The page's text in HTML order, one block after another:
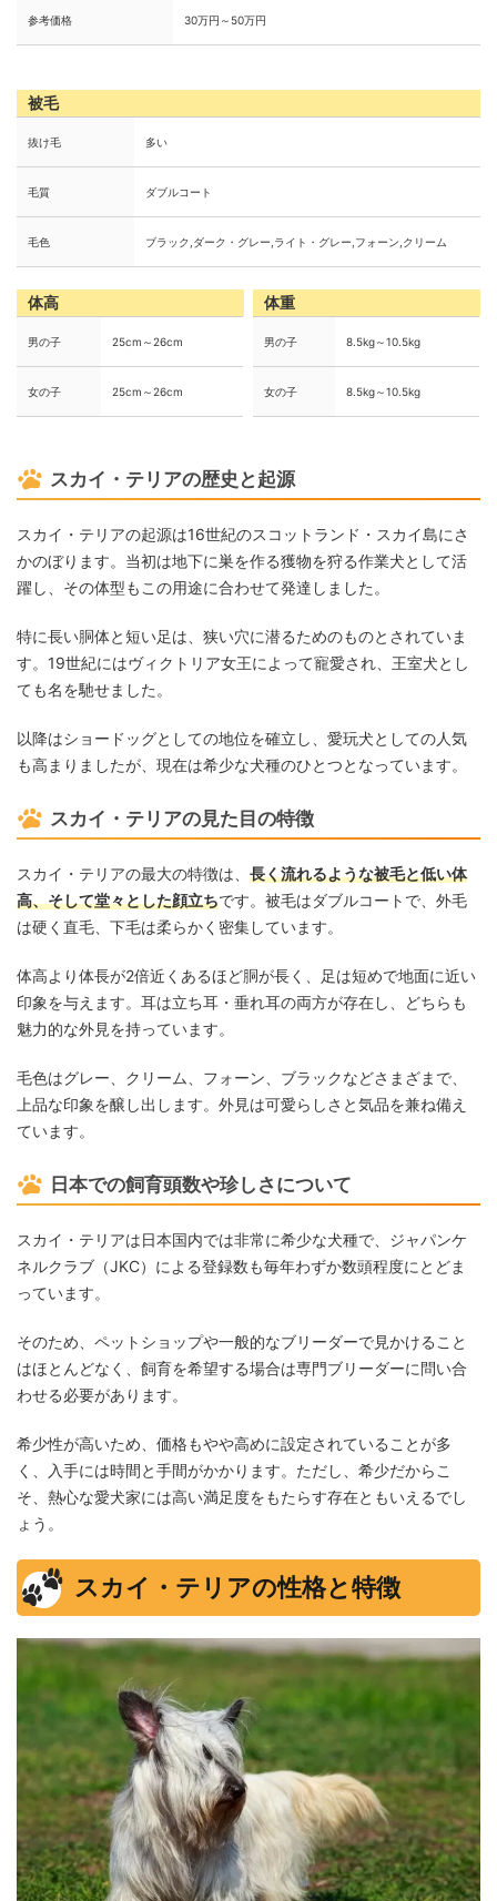
参考価格 30万円～50万円
被毛
抜け毛 多い
毛質 ダブルコート
毛色 ブラック,ダーク・グレー,ライト・グレー,フォーン,クリーム
体高
男の子 25cm～26cm
女の子 25cm～26cm
体重
男の子 8.5kg～10.5kg
女の子 8.5kg～10.5kg
スカイ・テリアの歴史と起源
スカイ・テリアの起源は16世紀のスコットランド・スカイ島にさ
かのぼります。当初は地下に巣を作る獲物を狩る作業犬として活
躍し、その体型もこの用途に合わせて発達しました。
特に長い胴体と短い足は、狭い穴に潜るためのものとされていま
す。19世紀にはヴィクトリア女王によって寵愛され、王室犬とし
ても名を馳せました。
以降はショードッグとしての地位を確立し、愛玩犬としての人気
も高まりましたが、現在は希少な犬種のひとつとなっています。
スカイ・テリアの見た目の特徴
スカイ・テリアの最大の特徴は、 長く流れるような被毛と低い体
高、そして堂々とした顔立ちです。被毛はダブルコートで、外毛
は硬く直毛、下毛は柔らかく密集しています。
体高より体長が2倍近くあるほど胴が長く、足は短めで地面に近い
印象を与えます。耳は立ち耳・垂れ耳の両方が存在し、どちらも
魅力的な外見を持っています。
毛色はグレー、クリーム、フォーン、ブラックなどさまざまで、
上品な印象を醸し出します。外見は可愛らしさと気品を兼ね備え
ています。
日本での飼育頭数や珍しさについて
スカイ・テリアは日本国内では非常に希少な犬種で、ジャパンケ
ネルクラブ（JKC）による登録数も毎年わずか数頭程度にとどま
っています。
そのため、ペットショップや一般的なブリーダーで見かけること
はほとんどなく、飼育を希望する場合は専門ブリーダーに問い合
わせる必要があります。
希少性が高いため、価格もやや高めに設定されていることが多
く、入手には時間と手間がかかります。ただし、希少だからこ
そ、熱心な愛犬家には高い満足度をもたらす存在ともいえるでし
ょう。
スカイ・テリアの性格と特徴